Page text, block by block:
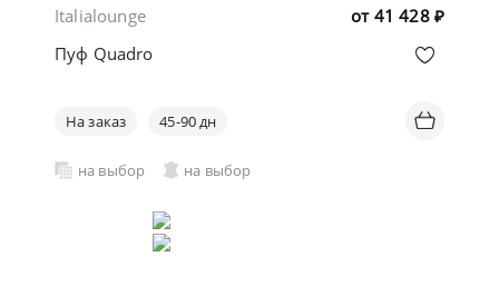
от 41 428 ₽
Italialounge
Пуф Quadro
На заказ 45-90 дн
на выбор на выбор